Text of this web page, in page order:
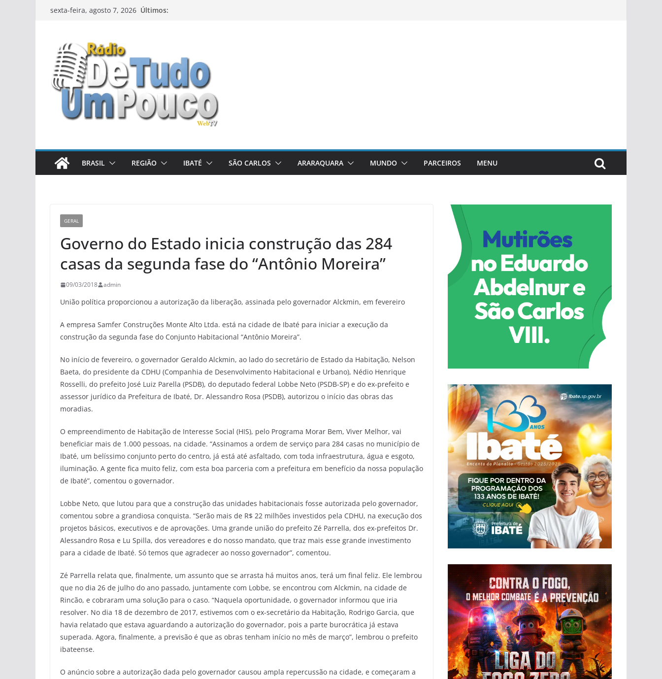
Pular
conteúdo
sexta-feira, agosto 7, 2026 Últimos:
BRASIL REGIÃO IBATÉ SÃO CARLOS ARARAQUARA MUNDO PARCEIROS MENU
GERAL
Governo do Estado inicia construção das 284
casas da segunda fase do “Antônio Moreira”
09/03/2018 admin
União política proporcionou a autorização da liberação, assinada pelo governador Alckmin, em fevereiro
A empresa Samfer Construções Monte Alto Ltda. está na cidade de Ibaté para iniciar a execução da
construção da segunda fase do Conjunto Habitacional “Antônio Moreira”.
No início de fevereiro, o governador Geraldo Alckmin, ao lado do secretário de Estado da Habitação, Nelson
Baeta, do presidente da CDHU (Companhia de Desenvolvimento Habitacional e Urbano), Nédio Henrique
Rosselli, do prefeito José Luiz Parella (PSDB), do deputado federal Lobbe Neto (PSDB-SP) e do ex-prefeito e
assessor jurídico da Prefeitura de Ibaté, Dr. Alessandro Rosa (PSDB), autorizou o início das obras das
moradias.
O empreendimento de Habitação de Interesse Social (HIS), pelo Programa Morar Bem, Viver Melhor, vai
beneficiar mais de 1.000 pessoas, na cidade. “Assinamos a ordem de serviço para 284 casas no município de
Ibaté, um belíssimo conjunto perto do centro, já está até asfaltado, com toda infraestrutura, água e esgoto,
iluminação. A gente fica muito feliz, com esta boa parceria com a prefeitura em benefício da nossa população
de Ibaté”, comentou o governador.
Lobbe Neto, que lutou para que a construção das unidades habitacionais fosse autorizada pelo governador,
comentou sobre a grandiosa conquista. “Serão mais de R$ 22 milhões investidos pela CDHU, na execução dos
projetos básicos, executivos e de aprovações. Uma grande união do prefeito Zé Parrella, dos ex-prefeitos Dr.
Alessandro Rosa e Lu Spilla, dos vereadores e do nosso mandato, que traz mais esse grande investimento
para a cidade de Ibaté. Só temos que agradecer ao nosso governador”, comentou.
Zé Parrella relata que, finalmente, um assunto que se arrasta há muitos anos, terá um final feliz. Ele lembrou
que no dia 26 de julho do ano passado, juntamente com Lobbe, se encontrou com Alckmin, na cidade de
Rincão, e cobraram uma solução para o caso. “Naquela oportunidade, o governador informou que iria
resolver. No dia 18 de dezembro de 2017, estivemos com o ex-secretário da Habitação, Rodrigo Garcia, que
havia relatado que estava aguardando a autorização do governador, pois a parte burocrática já estava
superada. Agora, finalmente, a previsão é que as obras tenham início no mês de março”, lembrou o prefeito
ibateense.
O anúncio sobre a autorização dada pelo governador causou ampla repercussão na cidade, e começaram a